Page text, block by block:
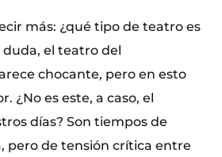
más: ¿qué tipo de teatro es
duda, el teatro del
chocante, pero en esto
¿No es este, a caso, el
días? Son tiempos de
pero de tensión crítica entre